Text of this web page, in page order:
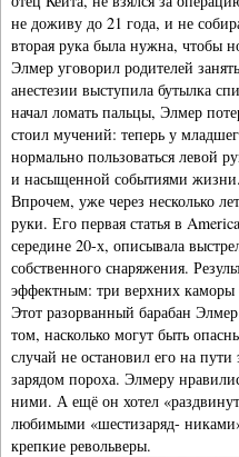
не доживу до 21 года, и не
вторая рука была нужна, чтобы
Элмер уговорил родителей
анестезии выступила бутылка
начал ломать пальцы, Элмер
стоил мучений: теперь у
нормально пользоваться левой
и насыщенной событиями
Впрочем, уже через несколько
руки. Его первая статья в
середине 20-х, описывала
собственного снаряжения.
эффектным: три верхних каморы
Этот разорванный барабан
том, насколько могут быть
случай не остановил его на
зарядом пороха. Элмеру
ними. А ещё он хотел
любимыми «шестизаряд-
крепкие револьверы.